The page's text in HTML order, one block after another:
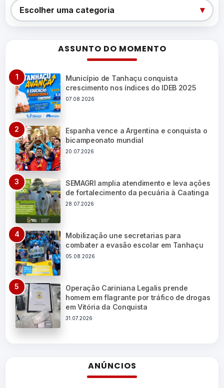
Categorias
Escolher uma categoria ▾
ASSUNTO DO MOMENTO
Município de Tanhaçu conquista
crescimento nos índices do IDEB 2025
07.08.2026
Espanha vence a Argentina e conquista o
bicampeonato mundial
20.07.2026
SEMAGRI amplia atendimento e leva ações
de fortalecimento da pecuária à Caatinga
28.07.2026
Mobilização une secretarias para
combater a evasão escolar em Tanhaçu
05.08.2026
Operação Cariniana Legalis prende
homem em flagrante por tráfico de drogas
em Vitória da Conquista
31.07.2026
ANÚNCIOS